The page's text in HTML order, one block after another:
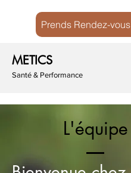
METICS
Santé & Performance
Prends Rendez-vous
L'équipe